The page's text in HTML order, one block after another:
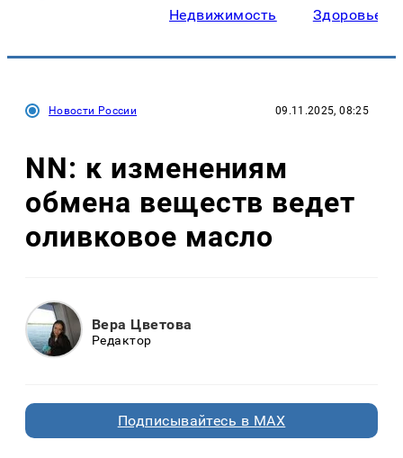
Недвижимость Здоровье
Новости России 09.11.2025, 08:25
NN: к изменениям
обмена веществ ведет
оливковое масло
Вера Цветова
Редактор
Подписывайтесь в MAX